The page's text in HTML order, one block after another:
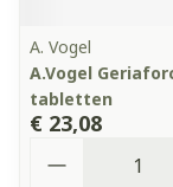
A. Vogel
A.Vogel
tabletten
€ 23,08